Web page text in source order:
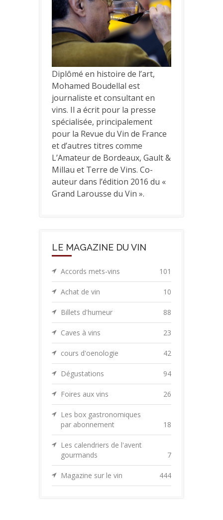
Diplômé en histoire de l’art,
Mohamed Boudellal est
journaliste et consultant en
vins. Il a écrit pour la presse
spécialisée, principalement
pour la Revue du Vin de France
et d’autres titres comme
L’Amateur de Bordeaux, Gault &
Millau et Terre de Vins. Co-
auteur dans l’édition 2016 du «
Grand Larousse du Vin ».
LE MAGAZINE DU VIN
Accords mets-vins 101
Achat de vin 10
Billets d'humeur 88
Caves à vins 23
cours d'oenologie 42
Dégustations 94
Foires aux vins 26
Les box gastronomiques
par abonnement
18
Les calendriers de l'avent
gourmands
7
Magazine sur le vin 444